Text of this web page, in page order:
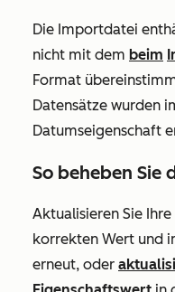
Die Importdatei
nicht mit dem beim
Format
Datensätze wurden
Datumseigenschaft
So beheben Sie
Aktualisieren Sie
korrekten Wert und
erneut, oder